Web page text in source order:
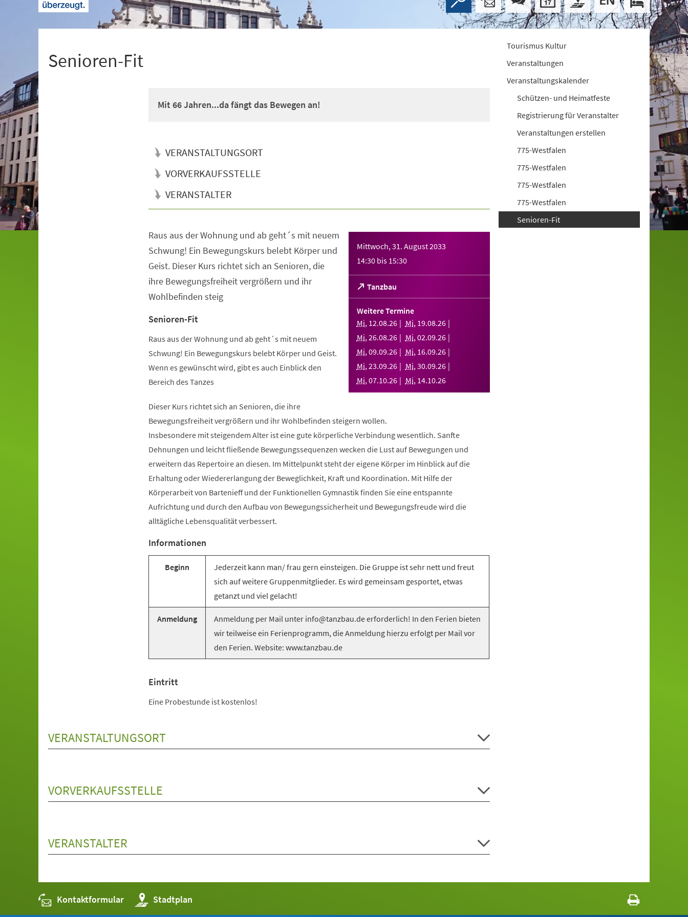
Senioren-Fit
Mit 66 Jahren...da fängt das Bewegen an!
VERANSTALTUNGSORT
VORVERKAUFSSTELLE
VERANSTALTER
Mittwoch, 31. August 2033
14:30 bis 15:30
Tanzbau
(Öffnet
in
einem
neuen
Tab)
Weitere Termine
Mi, 12.08.26 Mi, 19.08.26
Mi,26.08.26 Mi,02.09.26
Mi,09.09.26 Mi, 16.09.26
Mi,23.09.26 Mi,30.09.26
Mi,07.10.26 Mi, 14.10.26
Raus aus der Wohnung und ab geht´s mit neuem
Schwung! Ein Bewegungskurs belebt Körper und
Geist. Dieser Kurs richtet sich an Senioren, die
ihre Bewegungsfreiheit vergrößern und ihr
Wohlbefinden steig
Senioren-Fit
Raus aus der Wohnung und ab geht´s mit neuem
Schwung! Ein Bewegungskurs belebt Körper und Geist.
Wenn es gewünscht wird, gibt es auch Einblick den
Bereich des Tanzes
Dieser Kurs richtet sich an Senioren, die ihre
Bewegungsfreiheit vergrößern und ihr Wohlbefinden steigern wollen.
Insbesondere mit steigendem Alter ist eine gute körperliche Verbindung wesentlich. Sanfte
Dehnungen und leicht fließende Bewegungssequenzen wecken die Lust auf Bewegungen und
erweitern das Repertoire an diesen. Im Mittelpunkt steht der eigene Körper im Hinblick auf die
Erhaltung oder Wiedererlangung der Beweglichkeit, Kraft und Koordination. Mit Hilfe der
Körperarbeit von Bartenieff und der Funktionellen Gymnastik finden Sie eine entspannte
Aufrichtung und durch den Aufbau von Bewegungssicherheit und Bewegungsfreude wird die
alltägliche Lebensqualität verbessert.
Informationen
Beginn
Jederzeit kann man/ frau gern einsteigen. Die Gruppe ist sehr nett und freut
sich auf weitere Gruppenmitglieder. Es wird gemeinsam gesportet, etwas
getanzt und viel gelacht!
Anmeldung
Anmeldung per Mail unter info@tanzbau.de erforderlich! In den Ferien bieten
wir teilweise ein Ferienprogramm, die Anmeldung hierzu erfolgt per Mail vor
den Ferien. Website: www.tanzbau.de
Eintritt
Eine Probestunde ist kostenlos!
VERANSTALTUNGSORT
VORVERKAUFSSTELLE
VERANSTALTER
Tourismus Kultur
Veranstaltungen
Veranstaltungskalender
Schützen- und Heimatfeste
Registrierung für Veranstalter
Veranstaltungen erstellen
775-Westfalen
775-Westfalen
775-Westfalen
775-Westfalen
Senioren-Fit
Kontaktformular Stadtplan
(Öffnet
in